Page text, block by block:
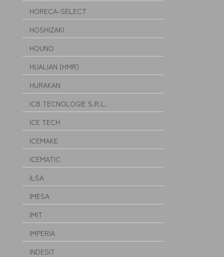
HORECA-SELECT
HOSHIZAKI
HOUNO
HUALIAN (HMR)
HURAKAN
ICB TECNOLOGIE S.R.L.
ICE TECH
ICEMAKE
ICEMATIC
ILSA
IMESA
IMIT
IMPERIA
INDESIT